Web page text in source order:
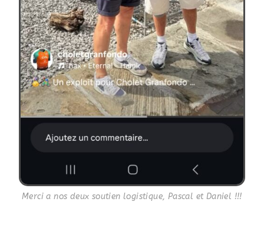
Merci a nos deux soutien logistique, Pascal et Daniel !!!